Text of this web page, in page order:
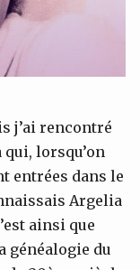
j’ai rencontré
qui, lorsqu’on
entrées dans le
Argelia
ainsi que
généalogie du